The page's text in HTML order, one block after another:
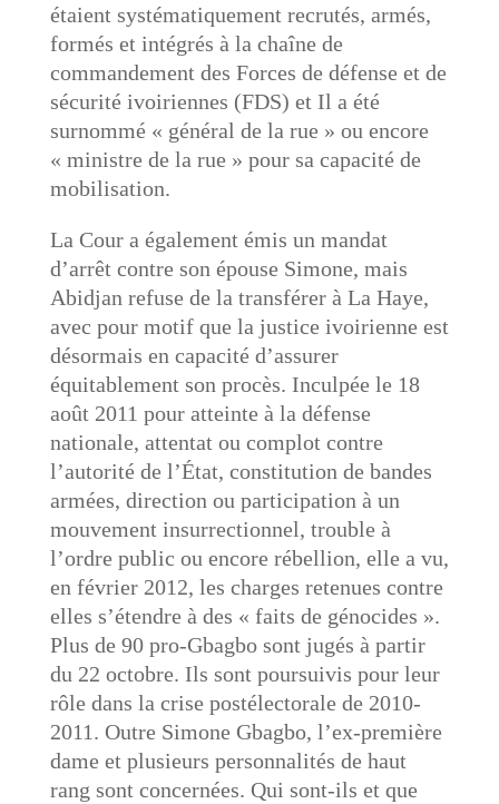
étaient systématiquement recrutés, armés,
formés et intégrés à la chaîne de
commandement des Forces de défense et de
sécurité ivoiriennes (FDS) et Il a été
surnommé « général de la rue » ou encore
« ministre de la rue » pour sa capacité de
mobilisation.
La Cour a également émis un mandat
d’arrêt contre son épouse Simone, mais
Abidjan refuse de la transférer à La Haye,
avec pour motif que la justice ivoirienne est
désormais en capacité d’assurer
équitablement son procès. Inculpée le 18
août 2011 pour atteinte à la défense
nationale, attentat ou complot contre
l’autorité de l’État, constitution de bandes
armées, direction ou participation à un
mouvement insurrectionnel, trouble à
l’ordre public ou encore rébellion, elle a vu,
en février 2012, les charges retenues contre
elles s’étendre à des « faits de génocides ».
Plus de 90 pro-Gbagbo sont jugés à partir
du 22 octobre. Ils sont poursuivis pour leur
rôle dans la crise postélectorale de 2010-
2011. Outre Simone Gbagbo, l’ex-première
dame et plusieurs personnalités de haut
rang sont concernées. Qui sont-ils et que